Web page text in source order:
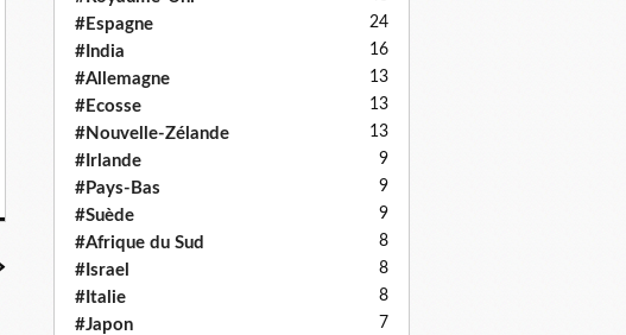
#Espagne 24
#India 16
#Allemagne 13
#Ecosse 13
#Nouvelle-Zélande 13
#Irlande 9
#Pays-Bas 9
#Suède 9
#Afrique du Sud 8
#Israel 8
#Italie 8
#Japon 7